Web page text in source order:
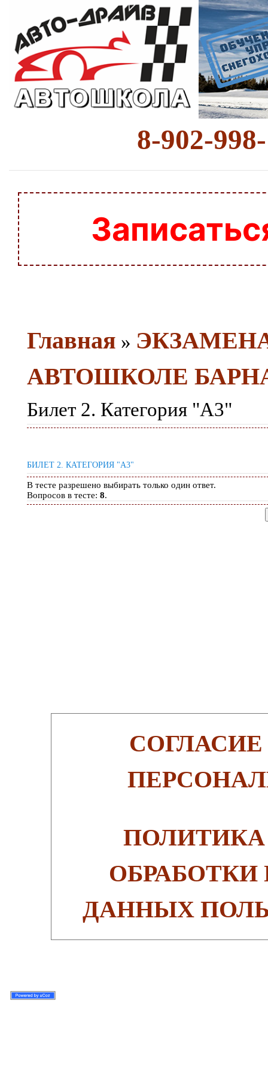
8-902-
Главная »
АВТОШКОЛЕ
Билет 2. Категория "A3"
БИЛЕТ 2. КАТЕГОРИЯ "A3"
В тесте разрешено выбирать только один ответ.
Вопросов в тесте: 8.
ДАННЫХ